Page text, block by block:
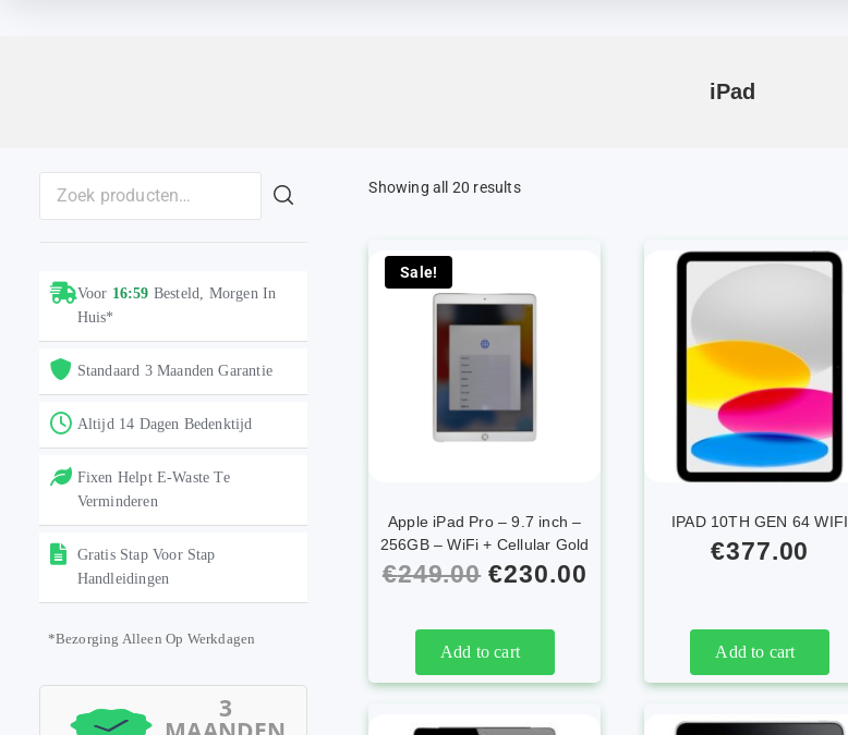
iPad
Showing all 20 results
Sale!
Apple iPad Pro – 9.7 inch –
256GB – WiFi + Cellular Gold
€249.00 €230.00
Add to cart
IPAD 10TH GEN 64 WIFI
€377.00
Add to cart
Voor 16:59 Besteld, Morgen In
Huis*
Standaard 3 Maanden Garantie
Altijd 14 Dagen Bedenktijd
Fixen Helpt E-Waste Te
Verminderen
Gratis Stap Voor Stap
Handleidingen
*Bezorging Alleen Op Werkdagen
3